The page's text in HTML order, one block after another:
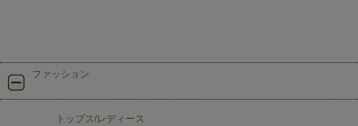
ファッション
トップス/レディース